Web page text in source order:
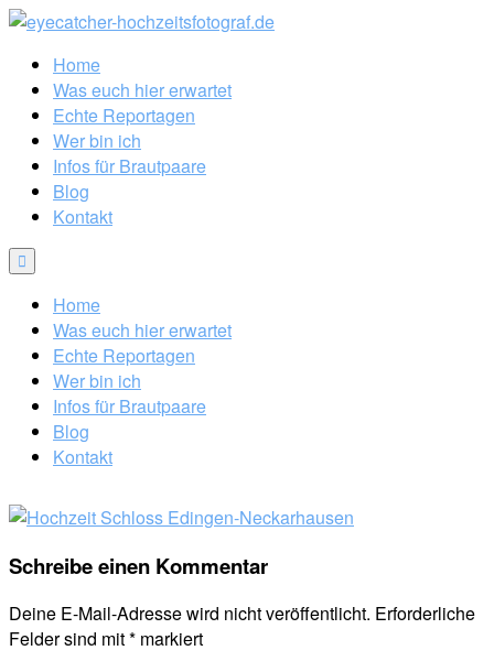
Home
Was euch hier erwartet
Echte Reportagen
Wer bin ich
Infos für Brautpaare
Blog
Kontakt
Home
Was euch hier erwartet
Echte Reportagen
Wer bin ich
Infos für Brautpaare
Blog
Kontakt
Schreibe einen Kommentar
Deine E-Mail-Adresse wird nicht veröffentlicht. Erforderliche
Felder sind mit* markiert